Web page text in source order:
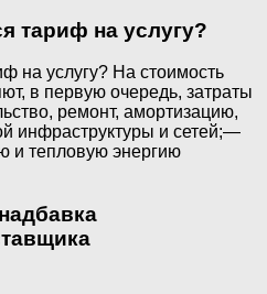
тариф на услугу?
на услугу? На стоимость
в первую очередь, затраты
ремонт, амортизацию,
инфраструктуры и сетей;—
и тепловую энергию